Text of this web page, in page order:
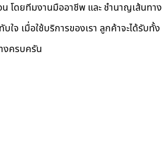
โดยทีมงานมืออาชีพ และ ชำนาญเส้นทาง
เมื่อใช้บริการของเรา ลูกค้าจะได้รับทั้ง
งครบครัน